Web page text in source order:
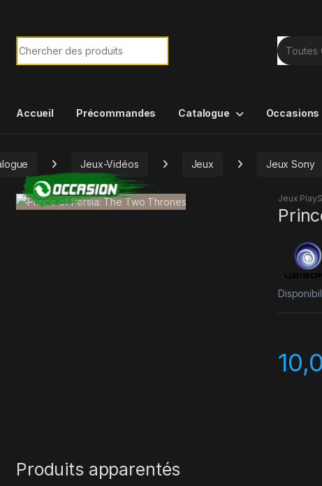
Recherche de :
Accueil Précommandes Catalogue Occasions
Jeux-Vidéos Jeux Jeux Sony
Jeux
Produits apparentés